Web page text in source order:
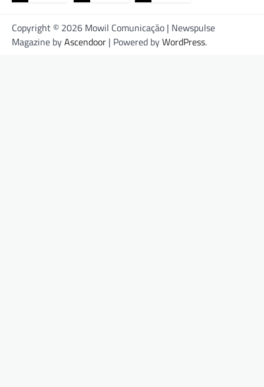
Copyright © 2026 Mowil Comunicação | Newspulse
Magazine byAscendoor | Powered byWordPress.